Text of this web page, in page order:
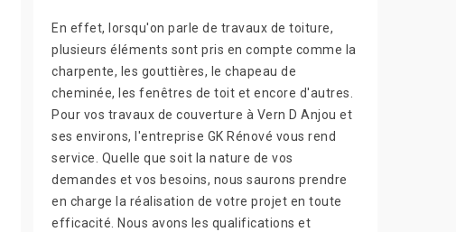
En effet, lorsqu'on parle de travaux de toiture,
plusieurs éléments sont pris en compte comme la
charpente, les gouttières, le chapeau de
cheminée, les fenêtres de toit et encore d'autres.
Pour vos travaux de couverture à Vern D Anjou et
ses environs, l'entreprise GK Rénové vous rend
service. Quelle que soit la nature de vos
demandes et vos besoins, nous saurons prendre
en charge la réalisation de votre projet en toute
efficacité. Nous avons les qualifications et